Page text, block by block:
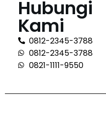
Hubungi
Kami
0812-2345-3788
0812-2345-3788
0821-1111-9550